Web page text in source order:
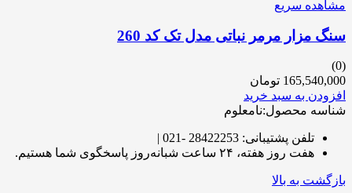
مشاهده سریع
سنگ مزار مرمر نباتی مدل تک کد 260
(0)
165,540,000 تومان
افزودن به سبد خرید
شناسه محصول:نامعلوم
تلفن پشتیبانی: 28422253 -021 |
هفت روز هفته، ۲۴ ساعت شبانه‌روز پاسخگوی شما هستیم.
بازگشت به بالا